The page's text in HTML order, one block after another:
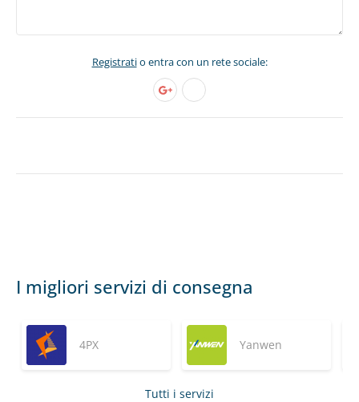
Registratio entra con un rete sociale:
I migliori servizi di consegna
4PX Yanwen
Tutti i servizi